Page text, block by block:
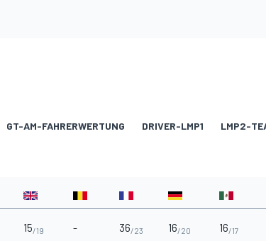
GT-AM-FAHRERWERTUNG DRIVER-LMP1 LMP2-
15/19 - 36/23 16/20 16/17